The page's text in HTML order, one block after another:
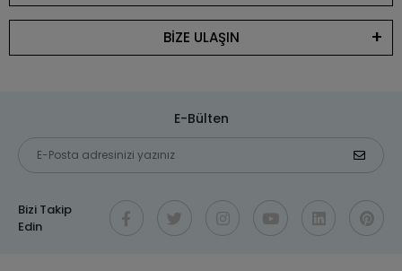
BİZE ULAŞIN
E-Bülten
Bizi Takip
Edin